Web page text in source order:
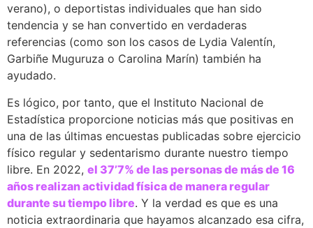
verano), o deportistas individuales que han sido
tendencia y se han convertido en verdaderas
referencias (como son los casos de Lydia Valentín,
Garbiñe Muguruza o Carolina Marín) también ha
ayudado.
Es lógico, por tanto, que el Instituto Nacional de
Estadística proporcione noticias más que positivas en
una de las últimas encuestas publicadas sobre ejercicio
físico regular y sedentarismo durante nuestro tiempo
libre. En 2022, el 37’7% de las personas de más de 16
años realizan actividad física de manera regular
durante su tiempo libre. Y la verdad es que es una
noticia extraordinaria que hayamos alcanzado esa cifra,